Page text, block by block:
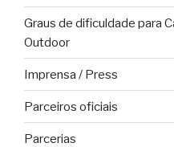
Graus de dificuldade para
Outdoor
Imprensa / Press
Parceiros oficiais
Parcerias